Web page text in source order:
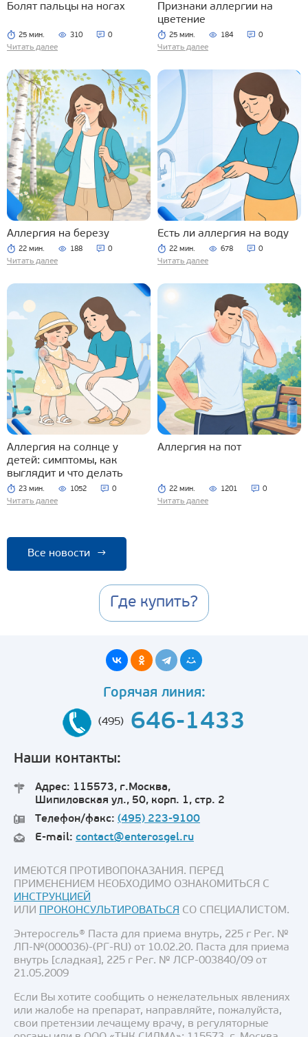
Болят пальцы на ногах
25 мин. 310 0
Читать далее
Признаки аллергии на
цветение
25 мин. 184 0
Читать далее
Аллергия на березу
22 мин. 188 0
Читать далее
Есть ли аллергия на воду
22 мин. 678 0
Читать далее
Аллергия на солнце у
детей: симптомы, как
выглядит и что делать
23 мин. 1052 0
Читать далее
Аллергия на пот
22 мин. 1201 0
Читать далее
Все новости →
Где купить?
Горячая линия:
(495) 646-1433
Наши контакты:
Адрес: 115573, г.Москва,
Шипиловская ул., 50, корп. 1, стр. 2
Телефон/факс: (495) 223-9100
E-mail: contact@enterosgel.ru
ИМЕЮТСЯ ПРОТИВОПОКАЗАНИЯ. ПЕРЕД
ПРИМЕНЕНИЕМ НЕОБХОДИМО ОЗНАКОМИТЬСЯ С
ИНСТРУКЦИЕЙ
ИЛИ
ПРОКОНСУЛЬТИРОВАТЬСЯ СО СПЕЦИАЛИСТОМ.
Энтеросгель® Паста для приема внутрь, 225 г Рег. №
ЛП-№(000036)-(РГ-RU) от 10.02.20. Паста для приема
внутрь [сладкая], 225 г Рег. № ЛСР-003840/09 от
21.05.2009
Если Вы хотите сообщить о нежелательных явлениях
или жалобе на препарат, направляйте, пожалуйста,
свои претензии лечащему врачу, в регуляторные